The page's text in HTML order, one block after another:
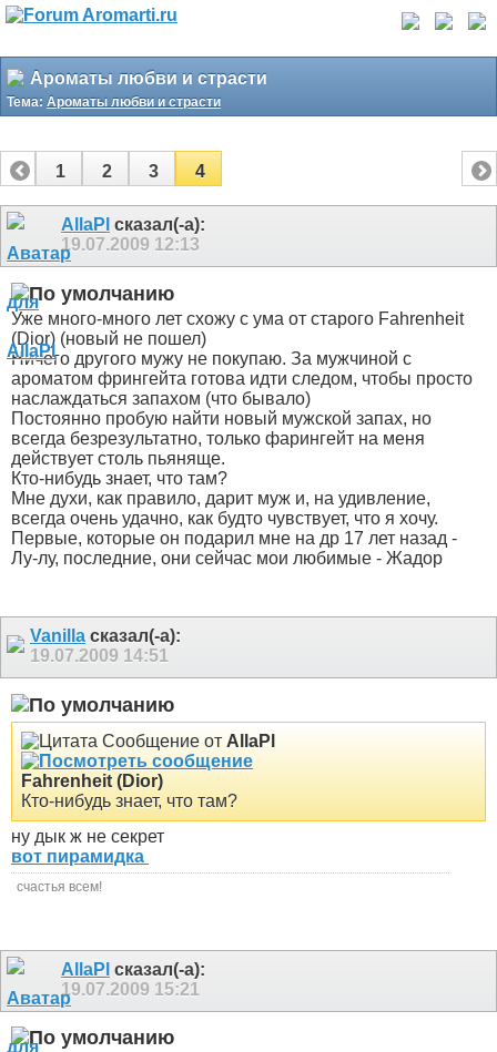
Ароматы любви и страсти
Тема: Ароматы любви и страсти
1 2 3 4
AllaPl сказал(-а):
19.07.2009 12:13
Уже много-много лет схожу с ума от старого Fahrenheit
(Dior) (новый не пошел)
Ничего другого мужу не покупаю. За мужчиной с
ароматом фрингейта готова идти следом, чтобы просто
наслаждаться запахом (что бывало)
Постоянно пробую найти новый мужской запах, но
всегда безрезультатно, только фарингейт на меня
действует столь пьяняще.
Кто-нибудь знает, что там?
Мне духи, как правило, дарит муж и, на удивление,
всегда очень удачно, как будто чувствует, что я хочу.
Первые, которые он подарил мне на др 17 лет назад -
Лу-лу, последние, они сейчас мои любимые - Жадор
Vanilla сказал(-а):
19.07.2009 14:51
Сообщение от AllaPl
Fahrenheit (Dior)
Кто-нибудь знает, что там?
ну дык ж не секрет
вот пирамидка
счастья всем!
AllaPl сказал(-а):
19.07.2009 15:21